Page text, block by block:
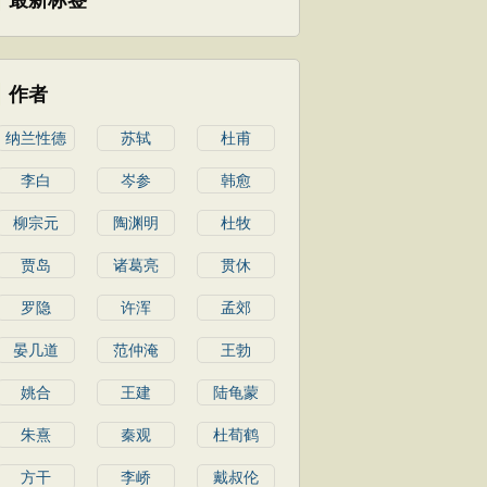
作者
纳兰性德 苏轼 杜甫
李白 岑参 韩愈
柳宗元 陶渊明 杜牧
贾岛 诸葛亮 贯休
罗隐 许浑 孟郊
晏几道 范仲淹 王勃
姚合 王建 陆龟蒙
朱熹 秦观 杜荀鹤
方干 李峤 戴叔伦